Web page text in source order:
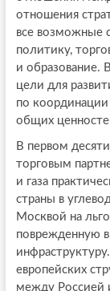
отношения
все возможные
политику,
и образование.
цели для
по
общих
В первом
торговым
и газа
страны в
Москвой на
поврежденную
европейских
между Россией